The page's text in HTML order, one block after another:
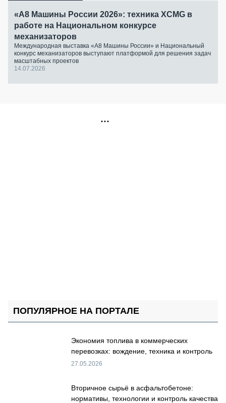
«А8 Машины России 2026»: техника XCMG в
работе на Национальном конкурсе
механизаторов
Международная выставка «А8 Машины России» и Национальный
конкурс механизаторов выступают платформой для решения задач
масштабных проектов
14.07.2026
ПОПУЛЯРНОЕ НА ПОРТАЛЕ
Экономия топлива в коммерческих
перевозках: вождение, техника и контроль
27.05.2026
Вторичное сырьё в асфальтобетоне:
нормативы, технологии и контроль качества